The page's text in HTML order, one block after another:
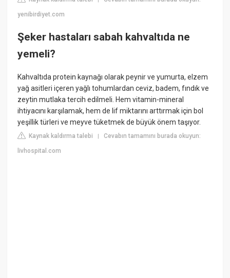
yenibirdiyet.com
Şeker hastaları sabah kahvaltıda ne
yemeli?
Kahvaltıda protein kaynağı olarak peynir ve yumurta, elzem
yağ asitleri içeren yağlı tohumlardan ceviz, badem, fındık ve
zeytin mutlaka tercih edilmeli. Hem vitamin-mineral
ihtiyacını karşılamak, hem de lif miktarını arttırmak için bol
yeşillik türleri ve meyve tüketmek de büyük önem taşıyor.
Kaynak kaldırma talebi |Cevabın tamamını burada okuyun:
livhospital.com